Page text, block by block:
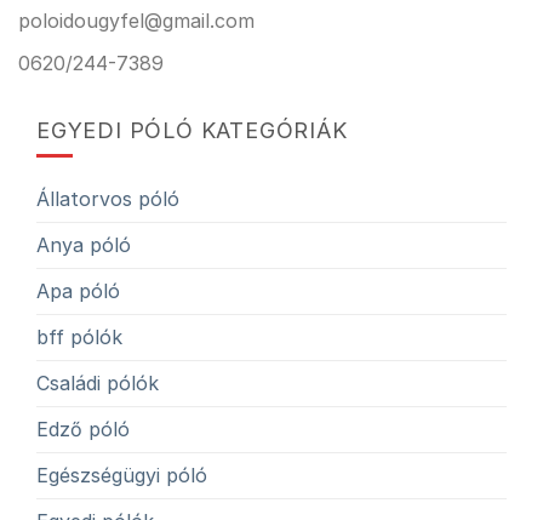
poloidougyfel@gmail.com
0620/244-7389
EGYEDI PÓLÓ KATEGÓRIÁK
Állatorvos póló
Anya póló
Apa póló
bff pólók
Családi pólók
Edző póló
Egészségügyi póló